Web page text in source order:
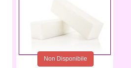
Non Disponibile